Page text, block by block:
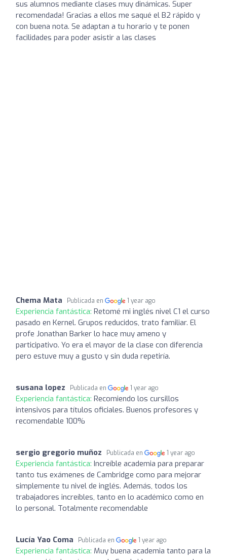
sus alumnos mediante clases muy dinámicas. Super
recomendada! Gracias a ellos me saqué el B2 rápido y
con buena nota. Se adaptan a tu horario y te ponen
facilidades para poder asistir a las clases
Chema Mata Publicada en 1 year ago
Experiencia fantástica: Retomé mi inglés nivel C1 el curso
pasado en Kernel. Grupos reducidos, trato familiar. El
profe Jonathan Barker lo hace muy ameno y
participativo. Yo era el mayor de la clase con diferencia
pero estuve muy a gusto y sin duda repetiría.
susana lopez Publicada en 1 year ago
Experiencia fantástica: Recomiendo los cursillos
intensivos para títulos oficiales. Buenos profesores y
recomendable 100%
sergio gregorio muñoz Publicada en 1 year ago
Experiencia fantástica: Increíble academia para preparar
tanto tus exámenes de Cambridge como para mejorar
simplemente tu nivel de inglés. Además, todos los
trabajadores increíbles, tanto en lo académico como en
lo personal. Totalmente recomendable
Lucía Yao Coma Publicada en 1 year ago
Experiencia fantástica: Muy buena academia tanto para la